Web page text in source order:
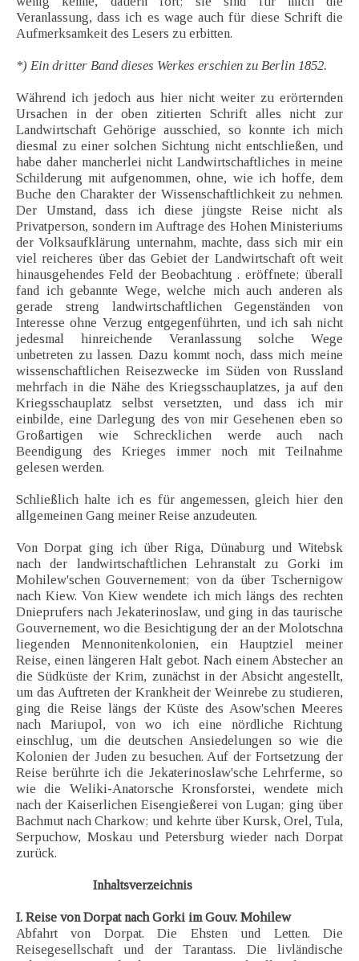
Veranlassung, dass ich es wage auch für diese Schrift die
Aufmerksamkeit des Lesers zu erbitten.
*) Ein dritter Band dieses Werkes erschien zu Berlin 1852.
Während ich jedoch aus hier nicht weiter zu erörternden
Ursachen in der oben zitierten Schrift alles nicht zur
Landwirtschaft Gehörige ausschied, so konnte ich mich
diesmal zu einer solchen Sichtung nicht entschließen, und
habe daher mancherlei nicht Landwirtschaftliches in meine
Schilderung mit aufgenommen, ohne, wie ich hoffe, dem
Buche den Charakter der Wissenschaftlichkeit zu nehmen.
Der Umstand, dass ich diese jüngste Reise nicht als
Privatperson, sondern im Auftrage des Hohen Ministeriums
der Volksaufklärung unternahm, machte, dass sich mir ein
viel reicheres über das Gebiet der Landwirtschaft oft weit
hinausgehendes Feld der Beobachtung . eröffnete; überall
fand ich gebannte Wege, welche mich auch anderen als
gerade streng landwirtschaftlichen Gegenständen von
Interesse ohne Verzug entgegenführten, und ich sah nicht
jedesmal hinreichende Veranlassung solche Wege
unbetreten zu lassen. Dazu kommt noch, dass mich meine
wissenschaftlichen Reisezwecke im Süden von Russland
mehrfach in die Nähe des Kriegsschauplatzes, ja auf den
Kriegsschauplatz selbst versetzten, und dass ich mir
einbilde, eine Darlegung des von mir Gesehenen eben so
Großartigen wie Schrecklichen werde auch nach
Beendigung des Krieges immer noch mit Teilnahme
gelesen werden.
Schließlich halte ich es für angemessen, gleich hier den
allgemeinen Gang meiner Reise anzudeuten.
Von Dorpat ging ich über Riga, Dünaburg und Witebsk
nach der landwirtschaftlichen Lehranstalt zu Gorki im
Mohilew'schen Gouvernement; von da über Tschernigow
nach Kiew. Von Kiew wendete ich mich längs des rechten
Dnieprufers nach Jekaterinoslaw, und ging in das taurische
Gouvernement, wo die Besichtigung der an der Molotschna
liegenden Mennonitenkolonien, ein Hauptziel meiner
Reise, einen längeren Halt gebot. Nach einem Abstecher an
die Südküste der Krim, zunächst in der Absicht angestellt,
um das Auftreten der Krankheit der Weinrebe zu studieren,
ging die Reise längs der Küste des Asow'schen Meeres
nach Mariupol, von wo ich eine nördliche Richtung
einschlug, um die deutschen Ansiedelungen so wie die
Kolonien der Juden zu besuchen. Auf der Fortsetzung der
Reise berührte ich die Jekaterinoslaw'sche Lehrferme, so
wie die Weliki-Anatorsche Kronsforstei, wendete mich
nach der Kaiserlichen Eisengießerei von Lugan; ging über
Bachmut nach Charkow; und kehrte über Kursk, Orel, Tula,
Serpuchow, Moskau und Petersburg wieder nach Dorpat
zurück.
Inhaltsverzeichnis
I. Reise von Dorpat nach Gorki im Gouv. Mohilew
Abfahrt von Dorpat. Die Ehsten und Letten. Die
Reisegesellschaft und der Tarantass. Die livländische